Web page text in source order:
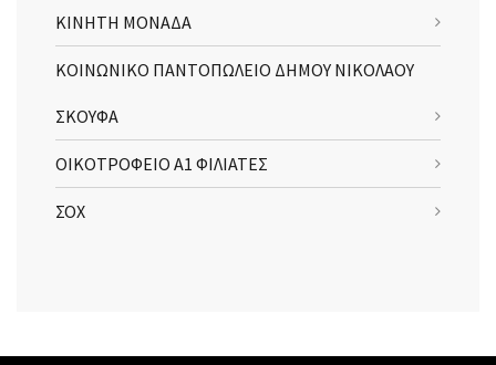
ΚΙΝΗΤΗ ΜΟΝΑΔΑ
ΚΟΙΝΩΝΙΚΟ ΠΑΝΤΟΠΩΛΕΙΟ ΔΗΜΟΥ ΝΙΚΟΛΑΟΥ
ΣΚΟΥΦΑ
ΟΙΚΟΤΡΟΦΕΙΟ Α1 ΦΙΛΙΑΤΕΣ
ΣΟΧ